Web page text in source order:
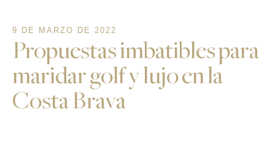
9 DE MARZO DE 2022
Propuestas imbatibles para
maridar golf y lujo en la
Costa Brava